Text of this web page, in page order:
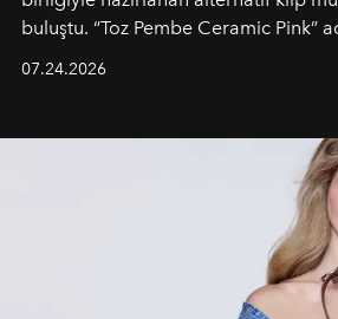
buluştu. “Toz Pembe Ceramic Pink”
unsurlarından biri olarak öne çıkıyor.
07.24.2026